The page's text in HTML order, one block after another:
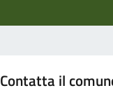
Contatta il